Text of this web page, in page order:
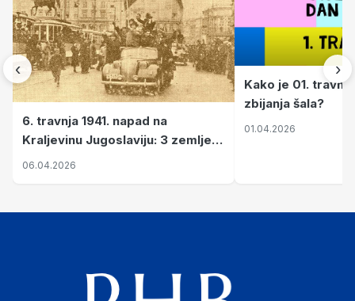
‹
6. travnja 1941. napad na
Kraljevinu Jugoslaviju: 3 zemlje
nastale njenim raspadom
06.04.2026
Kako je 01.
zbijanja šala?
01.04.2026
›